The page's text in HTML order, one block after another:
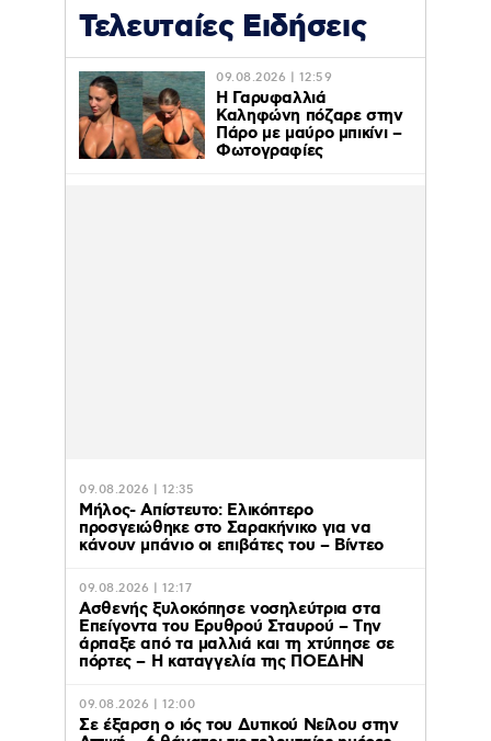
Τελευταίες Ειδήσεις
09.08.2026 | 12:59
Η Γαρυφαλλιά
Καληφώνη πόζαρε στην
Πάρο με μαύρο μπικίνι –
Φωτογραφίες
09.08.2026 | 12:35
Μήλος- Απίστευτο: Ελικόπτερο
προσγειώθηκε στο Σαρακήνικο για να
κάνουν μπάνιο οι επιβάτες του – Βίντεο
09.08.2026 | 12:17
Ασθενής ξυλοκόπησε νοσηλεύτρια στα
Επείγοντα του Ερυθρού Σταυρού – Tην
άρπαξε από τα μαλλιά και τη χτύπησε σε
πόρτες – Η καταγγελία της ΠΟΕΔΗΝ
09.08.2026 | 12:00
Σε έξαρση ο ιός του Δυτικού Νείλου στην